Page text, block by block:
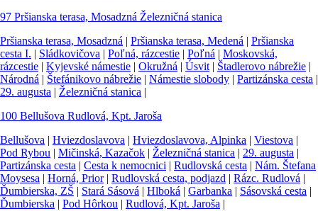
97 Pršianska terasa, Mosadzná Železničná stanica
Pršianska terasa, Mosadzná | Pršianska terasa, Medená | Pršianska
cesta I. | Sládkovičova | Poľná, rázcestie | Poľná | Moskovská,
rázcestie | Kyjevské námestie | Okružná | Úsvit | Štadlerovo nábrežie |
Národná | Štefánikovo nábrežie | Námestie slobody | Partizánska cesta |
29. augusta | Železničná stanica |
100 Bellušova Rudlová, Kpt. Jaroša
Bellušova | Hviezdoslavova | Hviezdoslavova, Alpinka | Viestova |
Pod Rybou | Mičinská, Kazačok | Železničná stanica | 29. augusta |
Partizánska cesta | Cesta k nemocnici | Rudlovská cesta | Nám. Štefana
Moysesa | Horná, Prior| Rudlovská cesta, podjazd | Rázc. Rudlová |
Ďumbierska, ZŠ | Stará Sásová | Hlboká | Garbanka | Sásovská cesta |
Ďumbierska | Pod Hôrkou | Rudlová, Kpt. Jaroša |